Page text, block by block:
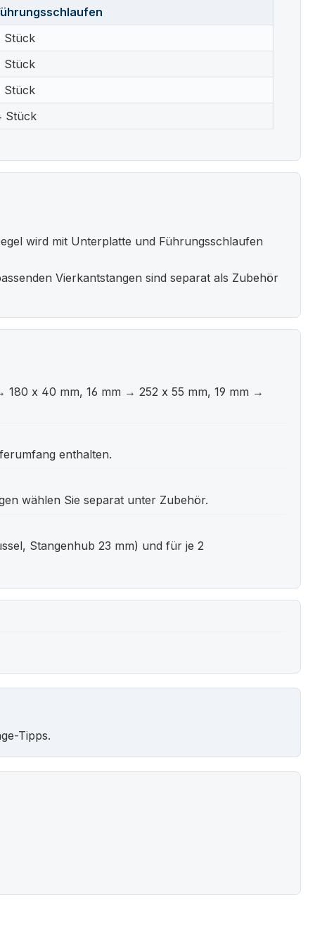
Stück
Stück
Stück
Stück
wird mit Unterplatte und Führungsschlaufen
Vierkantstangen sind separat als Zubehör
180 x 40 mm, 16 mm → 252 x 55 mm, 19 mm →
enthalten.
wählen Sie separat unter Zubehör.
Stangenhub 23 mm) und für je 2
Tipps.